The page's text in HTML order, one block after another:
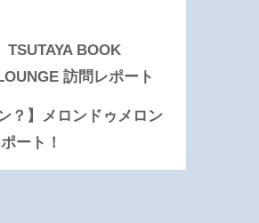
TSUTAYA BOOK
訪問レポート
？】メロンドゥメロン
ート！